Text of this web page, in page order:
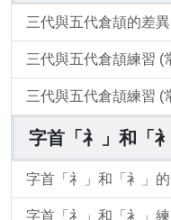
三代與五代倉頡的差異
三代與五代倉頡練習 (
三代與五代倉頡練習 (
字首「礻」和「衤
字首「礻」和「衤」
字首「礻」和「衤」